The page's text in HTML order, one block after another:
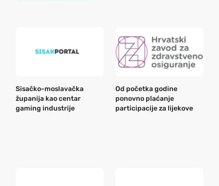
Sisačko-moslavačka
županija kao centar
gaming industrije
Od početka godine
ponovno plaćanje
participacije za lijekove